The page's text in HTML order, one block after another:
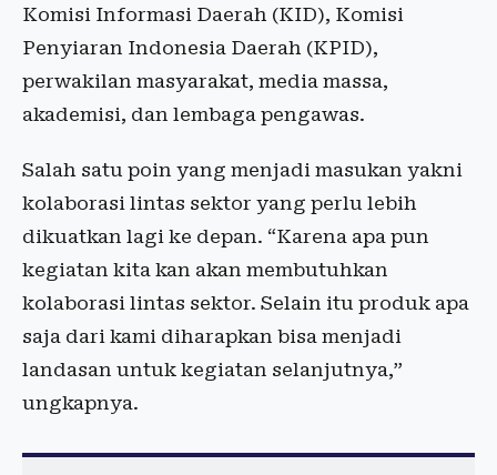
Komisi Informasi Daerah (KID), Komisi
Penyiaran Indonesia Daerah (KPID),
perwakilan masyarakat, media massa,
akademisi, dan lembaga pengawas.
Salah satu poin yang menjadi masukan yakni
kolaborasi lintas sektor yang perlu lebih
dikuatkan lagi ke depan. “Karena apa pun
kegiatan kita kan akan membutuhkan
kolaborasi lintas sektor. Selain itu produk apa
saja dari kami diharapkan bisa menjadi
landasan untuk kegiatan selanjutnya,”
ungkapnya.